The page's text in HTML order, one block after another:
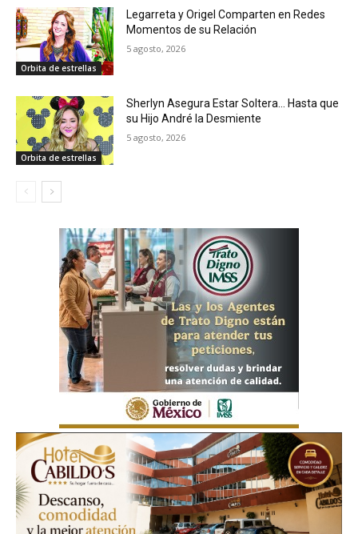
Orbita de estrellas
Legarreta y Origel Comparten en Redes
Momentos de su Relación
5 agosto, 2026
Orbita de estrellas
Sherlyn Asegura Estar Soltera… Hasta que
su Hijo André la Desmiente
5 agosto, 2026